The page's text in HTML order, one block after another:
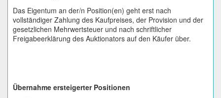
Das Eigentum an der/n Position(en) geht erst nach
vollständiger Zahlung des Kaufpreises, der Provision und der
gesetzlichen Mehrwertsteuer und nach schriftlicher
Freigabeerklärung des Auktionators auf den Käufer über.
Übernahme ersteigerter Positionen